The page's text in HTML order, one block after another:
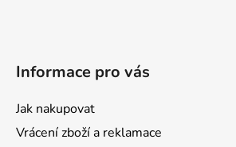
Informace pro vás
Jak nakupovat
Vrácení zboží a reklamace